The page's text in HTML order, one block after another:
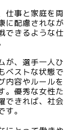
仕事と家庭を両
に配慮されなが
できるような仕
が、選手一人ひ
ベストな状態で
内容やルールを
。優秀な女性た
できれば、社会
。